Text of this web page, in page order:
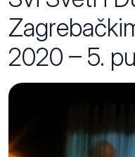
2020 – 5.